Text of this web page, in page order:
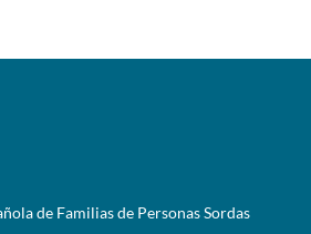
de Familias de Personas Sordas